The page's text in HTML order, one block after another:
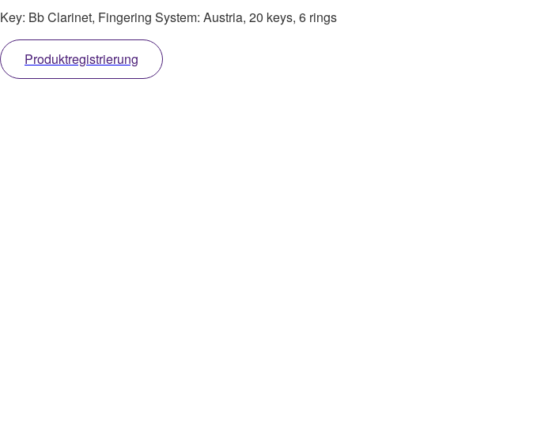
Key: Bb Clarinet, Fingering System: Austria, 20 keys, 6 rings
Produktregistrierung